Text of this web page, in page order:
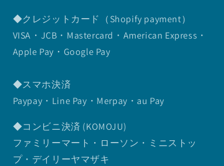
◆クレジットカード（Shopify payment）
VISA・JCB・Mastercard・American Express・
Apple Pay・Google Pay
◆スマホ決済
Paypay・Line Pay・Merpay・au Pay
◆コンビニ決済 (KOMOJU)
ファミリーマート・ローソン・ミニストッ
プ・デイリーヤマザキ